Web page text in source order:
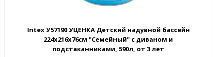
Intex У57190 УЦЕНКА Детский надувной бассейн
224х216х76см "Семейный" с диваном и
подстаканниками, 590л, от 3 лет